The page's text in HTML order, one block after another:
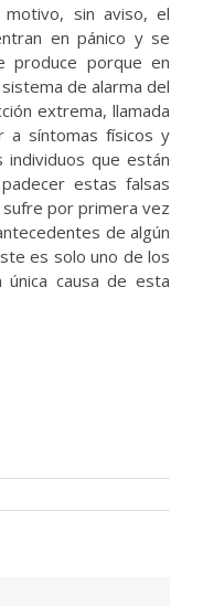
motivo, sin aviso, el
en pánico y se
produce porque en
de alarma del
extrema, llamada
a síntomas físicos y
individuos que están
estas falsas
sufre por primera vez
de algún
es solo uno de los
causa de esta